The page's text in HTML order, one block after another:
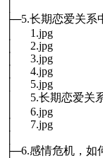
├─5.长期恋爱关系
│ 1.jpg
│ 2.jpg
│ 3.jpg
│ 4.jpg
│ 5.jpg
│ 5.长期恋爱关
│ 6.jpg
│ 7.jpg
├─6.感情危机，如